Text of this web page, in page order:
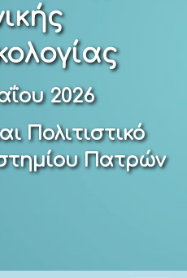
2026
Πολιτιστικό
Πατρών